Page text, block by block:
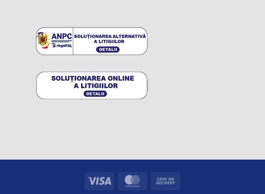
Visa MasterCard